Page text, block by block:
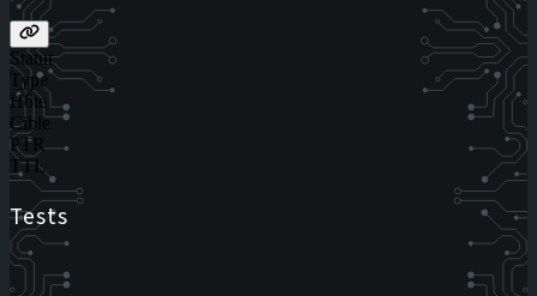
Statut
Type
Hôte
Cible
PTR
TTL
Tests